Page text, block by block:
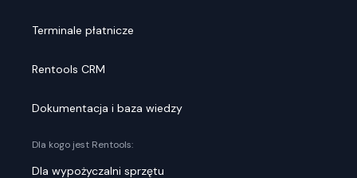
Terminale płatnicze
Rentools CRM
Dokumentacja i baza wiedzy
Dla kogo jest Rentools:
Dla wypożyczalni sprzętu